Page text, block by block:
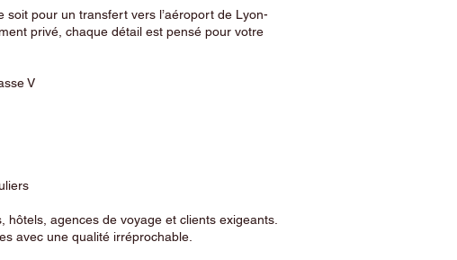
pour un transfert vers l’aéroport de Lyon-
privé, chaque détail est pensé pour votre
V
agences de voyage et clients exigeants.
avec une qualité irréprochable.